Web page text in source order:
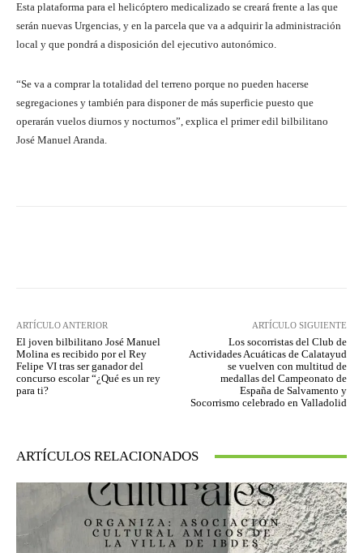
Esta plataforma para el helicóptero medicalizado se creará frente a las que
serán nuevas Urgencias, y en la parcela que va a adquirir la administración
local y que pondrá a disposición del ejecutivo autonómico.
“Se va a comprar la totalidad del terreno porque no pueden hacerse
segregaciones y también para disponer de más superficie puesto que
operarán vuelos diurnos y nocturnos”, explica el primer edil bilbilitano
José Manuel Aranda.
ARTÍCULO ANTERIOR
El joven bilbilitano José Manuel
Molina es recibido por el Rey
Felipe VI tras ser ganador del
concurso escolar “¿Qué es un rey
para ti?
ARTÍCULO SIGUIENTE
Los socorristas del Club de
Actividades Acuáticas de Calatayud
se vuelven con multitud de
medallas del Campeonato de
España de Salvamento y
Socorrismo celebrado en Valladolid
ARTÍCULOS RELACIONADOS